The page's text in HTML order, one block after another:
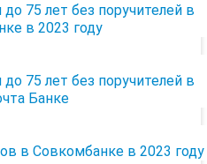
75 лет без поручителей в
в 2023 году
75 лет без поручителей в
Банке
в Совкомбанке в 2023 году